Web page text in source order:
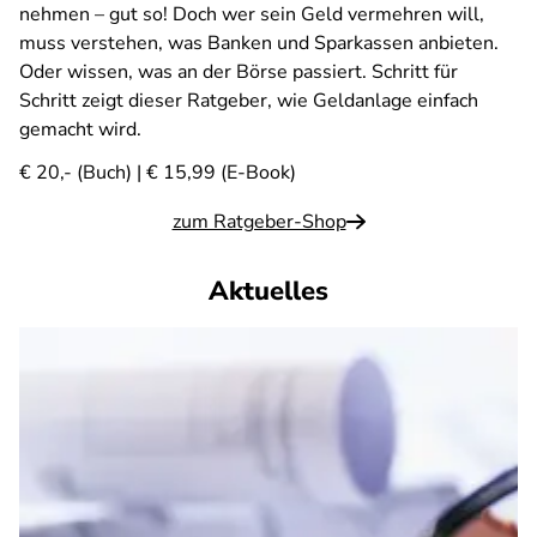
nehmen – gut so! Doch wer sein Geld vermehren will,
muss verstehen, was Banken und Sparkassen anbieten.
Oder wissen, was an der Börse passiert. Schritt für
Schritt zeigt dieser Ratgeber, wie Geldanlage einfach
gemacht wird.
€ 20,- (Buch) | € 15,99 (E-Book)
zum Ratgeber-Shop
Aktuelles